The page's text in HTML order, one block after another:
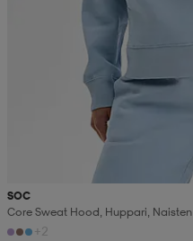
SOC
Core Sweat Hood, Huppari, Naisten
+2